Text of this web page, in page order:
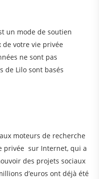
un mode de soutien
de votre vie privée
ne sont pas
de Lilo sont basés
moteurs de recherche
privée sur Internet, qui a
des projets sociaux
d’euros ont déjà été